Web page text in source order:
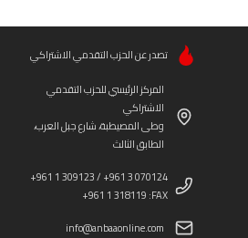
تصدر عن الحزب التقدمي الاشتراكي
المركز الرئيسي للحزب التقدمي
الاشتراكي
وطى المصيطبة، شارع جبل العرب،
الطابق الثالث
+961 1 309123 / +961 3 070124
+961 1 318119 :FAX
info@anbaaonline.com